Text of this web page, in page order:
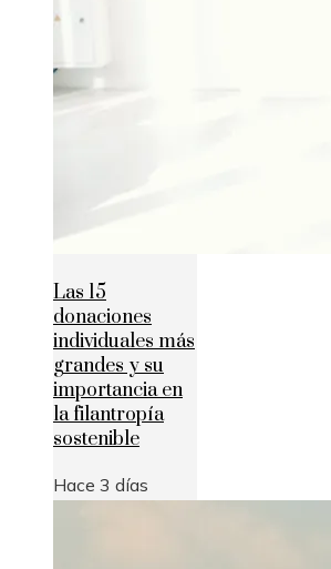
Las 15
donaciones
individuales más
grandes y su
importancia en
la filantropía
sostenible
Hace 3 días